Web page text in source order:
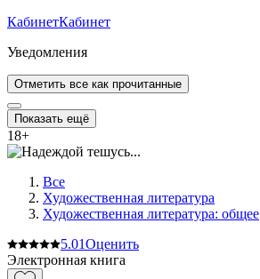
КабинетКабинет
Уведомления
Отметить все как прочитанные
Показать ещё
18+
Все
Художественная литература
Художественная литература: общее
5.01Оценить
Электронная книга